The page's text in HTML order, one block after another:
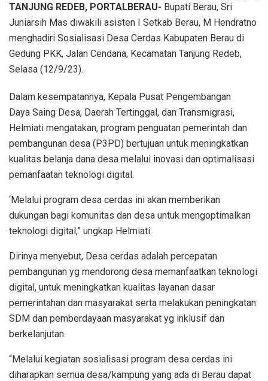
TANJUNG REDEB, PORTALBERAU- Bupati Berau, Sri
Juniarsih Mas diwakili asisten I Setkab Berau, M Hendratno
menghadiri Sosialisasi Desa Cerdas Kabupaten Berau di
Gedung PKK, Jalan Cendana, Kecamatan Tanjung Redeb,
Selasa (12/9/23).
Dalam kesempatannya, Kepala Pusat Pengembangan
Daya Saing Desa, Daerah Tertinggal, dan Transmigrasi,
Helmiati mengatakan, program penguatan pemerintah dan
pembangunan desa (P3PD) bertujuan untuk meningkatkan
kualitas belanja dana desa melalui inovasi dan optimalisasi
pemanfaatan teknologi digital.
‘Melalui program desa cerdas ini akan memberikan
dukungan bagi komunitas dan desa untuk mengoptimalkan
teknologi digital,” ungkap Helmiati.
Dirinya menyebut, Desa cerdas adalah percepatan
pembangunan yg mendorong desa memanfaatkan teknologi
digital, untuk meningkatkan kualitas layanan dasar
pemerintahan dan masyarakat serta melakukan peningkatan
SDM dan pemberdayaan masyarakat yg inklusif dan
berkelanjutan.
“Melalui kegiatan sosialisasi program desa cerdas ini
diharapkan semua desa/kampung yang ada di Berau dapat